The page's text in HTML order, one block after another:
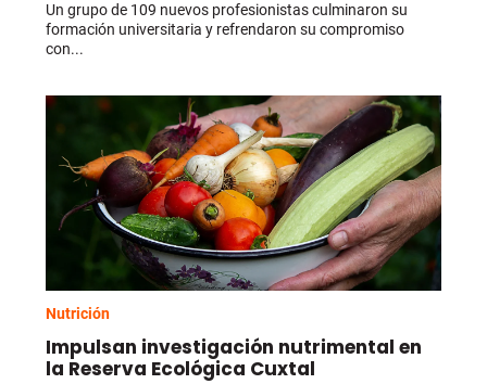
Un grupo de 109 nuevos profesionistas culminaron su
formación universitaria y refrendaron su compromiso
con...
Nutrición
Impulsan investigación nutrimental en
la Reserva Ecológica Cuxtal